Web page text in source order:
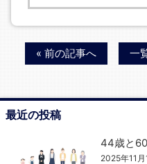
« 前の記事へ 一
最近の投稿
44歳と
2025年11月